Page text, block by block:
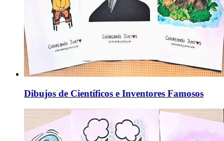
Dibujos de Científicos e Inventores Famosos